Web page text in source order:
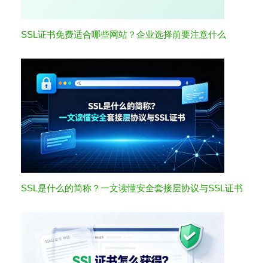
SSL证书免费适合哪些网站？企业选择前要注意什么
SSL是什么的简称？一文读懂安全套接层协议与SSL证书